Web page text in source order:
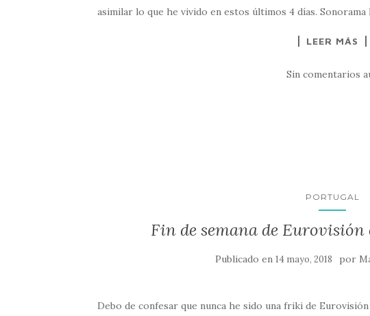
asimilar lo que he vivido en estos últimos 4 días.
LEER MÁS
Sin comentarios
PORTUGAL
Fin de semana de
Publicado en 14 mayo, 2018 por
Debo de confesar que nunca he sido una friki de